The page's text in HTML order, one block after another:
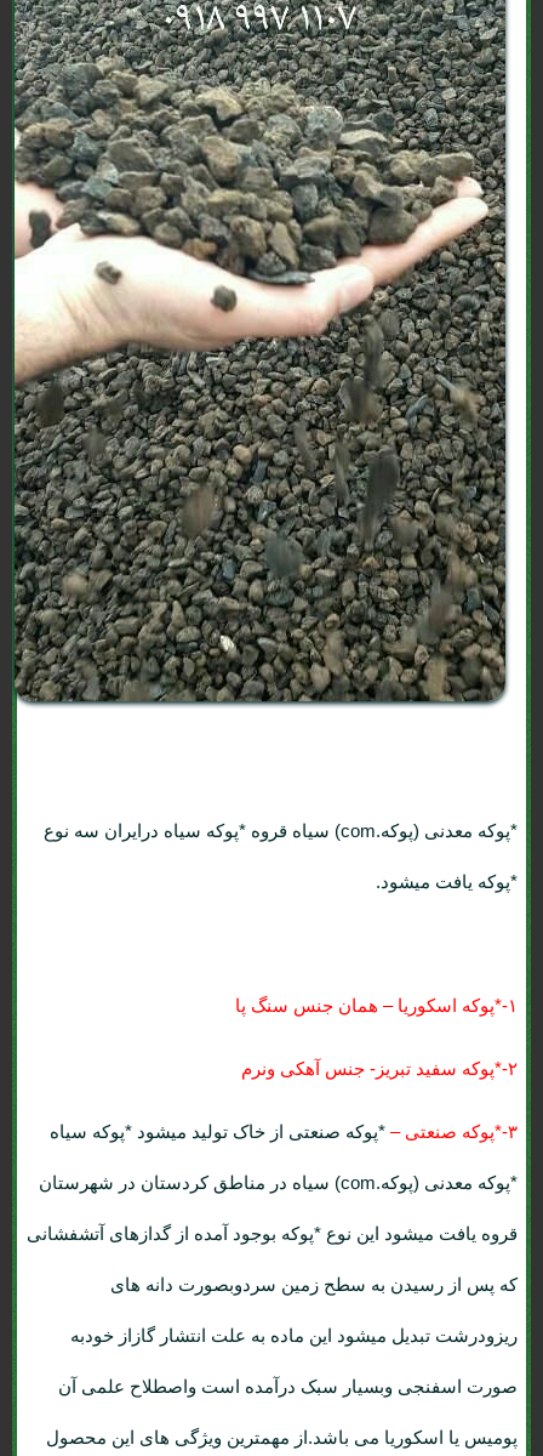
*پوکه معدنی (پوکه.com) سیاه قروه *پوکه سیاه درایران سه نوع
*پوکه یافت میشود.
۱-*پوکه اسکوریا – همان جنس سنگ پا
۲-*پوکه سفید تبریز- جنس آهکی ونرم
۳-*پوکه صنعتی – *پوکه صنعتی از خاک تولید میشود *پوکه سیاه
*پوکه معدنی (پوکه.com) سیاه در مناطق کردستان در شهرستان
قروه یافت میشود این نوع *پوکه بوجود آمده از گدازهای آتشفشانی
که پس از رسیدن به سطح زمین سردوبصورت دانه های
ریزودرشت تبدیل میشود این ماده به علت انتشار گازاز خودبه
صورت اسفنجی وبسیار سبک درآمده است واصطلاح علمی آن
پومیس یا اسکوریا می باشد.از مهمترین ویژگی های این محصول